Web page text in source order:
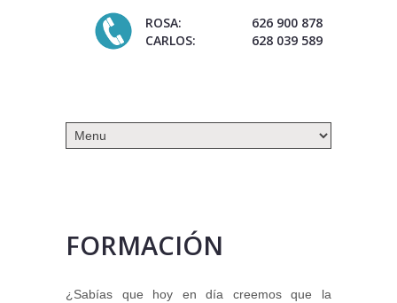
ROSA:
626 900 878
CARLOS:
628 039 589
FORMACIÓN
¿Sabías que hoy en día creemos que la